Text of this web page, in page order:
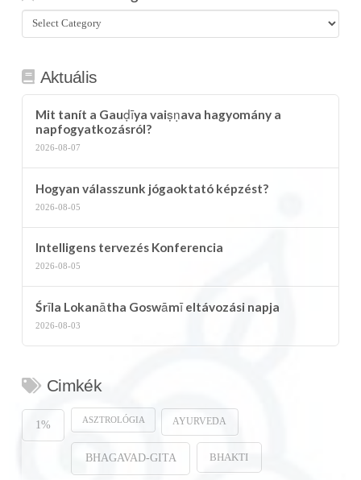
Összes
kategória
Aktuális
Mit tanít a Gauḍīya vaiṣṇava hagyomány a
napfogyatkozásról?
2026-08-07
Hogyan válasszunk jógaoktató képzést?
2026-08-05
Intelligens tervezés Konferencia
2026-08-05
Śrīla Lokanātha Goswāmī eltávozási napja
2026-08-03
Cimkék
1% ASZTROLÓGIA AYURVEDA
BHAGAVAD-GITA BHAKTI